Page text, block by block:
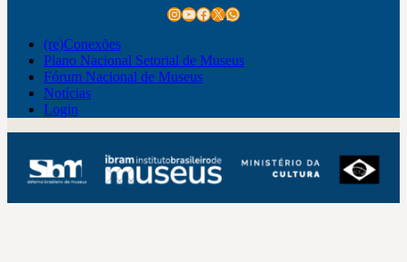
Instagram
Youtube
Facebook
X WhatsApp
(re)Conexões
Plano Nacional Setorial de Museus
Fórum Nacional de Museus
Notícias
Login